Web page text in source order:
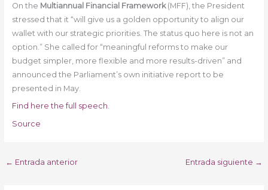
On the Multiannual Financial Framework(MFF), the President
stressed that it “will give us a golden opportunity to align our
wallet with our strategic priorities. The status quo here is not an
option.” She called for “meaningful reforms to make our
budget simpler, more flexible and more results-driven” and
announced the Parliament’s own initiative report to be
presented in May.
Find here the full speech.
Source
← Entrada anterior Entrada siguiente →